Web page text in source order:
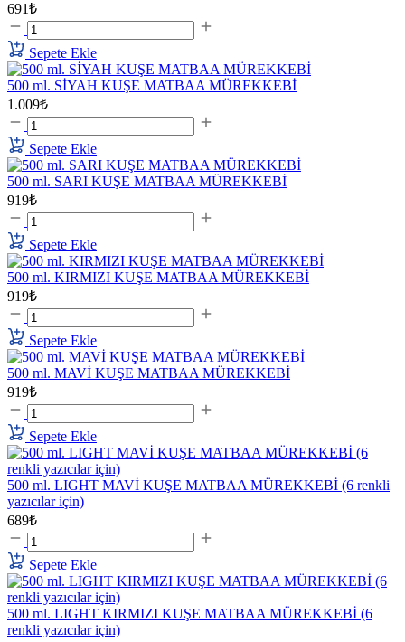
691₺
Sepete Ekle
500 ml. SİYAH KUŞE MATBAA MÜREKKEBİ
1.009₺
Sepete Ekle
500 ml. SARI KUŞE MATBAA MÜREKKEBİ
919₺
Sepete Ekle
500 ml. KIRMIZI KUŞE MATBAA MÜREKKEBİ
919₺
Sepete Ekle
500 ml. MAVİ KUŞE MATBAA MÜREKKEBİ
919₺
Sepete Ekle
500 ml. LIGHT MAVİ KUŞE MATBAA MÜREKKEBİ (6 renkli
yazıcılar için)
689₺
Sepete Ekle
500 ml. LIGHT KIRMIZI KUŞE MATBAA MÜREKKEBİ (6
renkli yazıcılar için)